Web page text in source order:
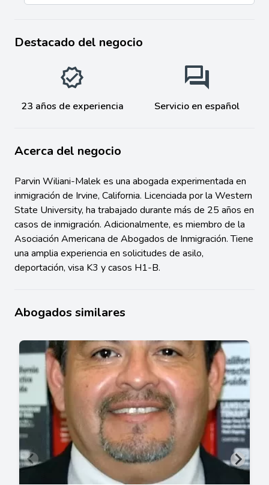
Destacado del negocio
23 años de experiencia Servicio en español
Acerca del negocio
Parvin Wiliani-Malek es una abogada experimentada en
inmigración de Irvine, California. Licenciada por la Western
State University, ha trabajado durante más de 25 años en
casos de inmigración. Adicionalmente, es miembro de la
Asociación Americana de Abogados de Inmigración. Tiene
una amplia experiencia en solicitudes de asilo,
deportación, visa K3 y casos H1-B.
Abogados similares